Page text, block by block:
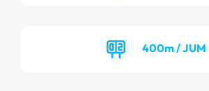
400m / JUM